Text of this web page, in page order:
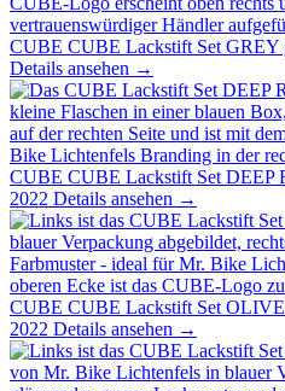
CUBE CUBE Lackstift Set GREY
Details ansehen →
CUBE CUBE Lackstift Set DEEP
2022 Details ansehen →
CUBE CUBE Lackstift Set
2022 Details ansehen →